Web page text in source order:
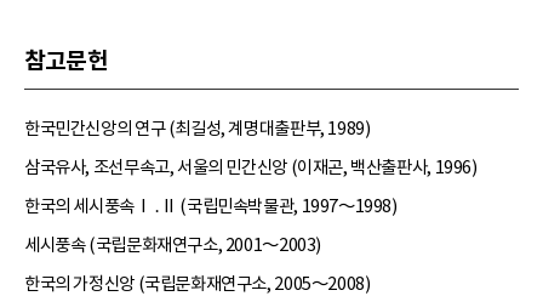
참고문헌
한국민간신앙의 연구 (최길성, 계명대출판부, 1989)
삼국유사, 조선무속고, 서울의 민간신앙 (이재곤, 백산출판사, 1996)
한국의 세시풍속Ⅰ․Ⅱ (국립민속박물관, 1997～1998)
세시풍속 (국립문화재연구소, 2001～2003)
한국의 가정신앙 (국립문화재연구소, 2005～2008)